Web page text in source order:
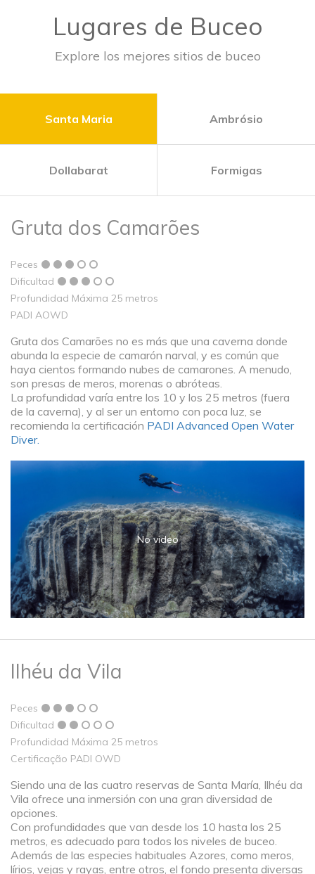
Lugares de Buceo
Explore los mejores sitios de buceo
Santa Maria Ambrósio
Dollabarat Formigas
Gruta dos Camarões
Peces
Dificultad
Profundidad Máxima 25 metros
PADI AOWD
Gruta dos Camarões no es más que una caverna donde
abunda la especie de camarón narval, y es común que
haya cientos formando nubes de camarones. A menudo,
son presas de meros, morenas o abróteas.
La profundidad varía entre los 10 y los 25 metros (fuera
de la caverna), y al ser un entorno con poca luz, se
recomienda la certificación PADI Advanced Open Water
Diver.
No video
Ilhéu da Vila
Peces
Dificultad
Profundidad Máxima 25 metros
Certificação PADI OWD
Siendo una de las cuatro reservas de Santa María, Ilhéu da
Vila ofrece una inmersión con una gran diversidad de
opciones.
Con profundidades que van desde los 10 hasta los 25
metros, es adecuado para todos los niveles de buceo.
Además de las especies habituales Azores, como meros,
lírios, vejas y rayas, entre otros, el fondo presenta diversas